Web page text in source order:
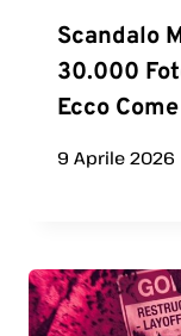
Scandalo
30.000
Ecco
9 Aprile 2026